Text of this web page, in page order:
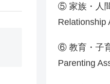
⑤ 家族・人
Relationship
⑥ 教育・子
Parenting